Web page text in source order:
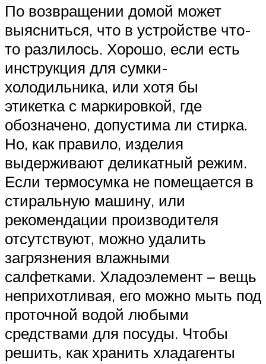
По возвращении домой может
выясниться, что в устройстве что-
то разлилось. Хорошо, если есть
инструкция для сумки-
холодильника, или хотя бы
этикетка с маркировкой, где
обозначено, допустима ли стирка.
Но, как правило, изделия
выдерживают деликатный режим.
Если термосумка не помещается в
стиральную машину, или
рекомендации производителя
отсутствуют, можно удалить
загрязнения влажными
салфетками. Хладоэлемент – вещь
неприхотливая, его можно мыть под
проточной водой любыми
средствами для посуды. Чтобы
решить, как хранить хладагенты